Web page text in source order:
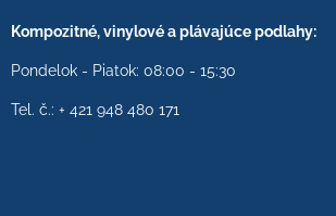
Kompozitné, vinylové a plávajúce podlahy:
Pondelok - Piatok: 08:00 - 15:30
Tel. č.: + 421 948 480 171